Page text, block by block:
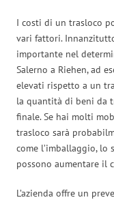
I costi di un trasloco
vari fattori.
importante nel
Salerno a Riehen, ad
elevati rispetto a un
la quantità di beni da
finale. Se hai molti
trasloco sarà
come l’imballaggio,
possono aumentare il
L’azienda offre un